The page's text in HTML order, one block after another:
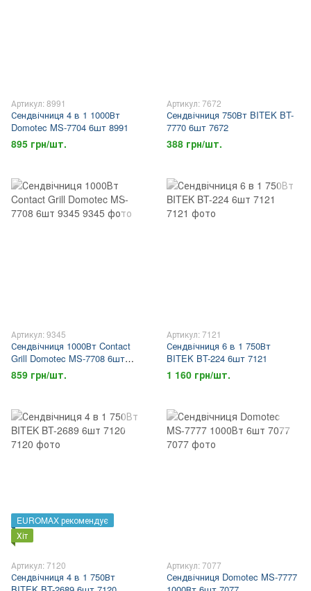
Артикул: 8991
Сендвічниця 4 в 1 1000Вт
Domotec MS-7704 6шт 8991
895 грн/шт.
Артикул: 7672
Сендвічниця 750Вт BITEK BT-
7770 6шт 7672
388 грн/шт.
Артикул: 9345
Сендвічниця 1000Вт Contact
Grill Domotec MS-7708 6шт
9345
859 грн/шт.
Артикул: 7121
Сендвічниця 6 в 1 750Вт
BITEK BT-224 6шт 7121
1 160 грн/шт.
EUROMAX рекомендує
Хіт
Артикул: 7120
Сендвічниця 4 в 1 750Вт
Артикул: 7077
Сендвічниця Domotec MS-7777